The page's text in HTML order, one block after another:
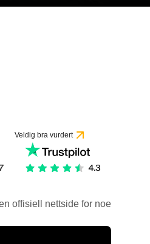
Veldig bra vurdert
offisiell nettside for noe